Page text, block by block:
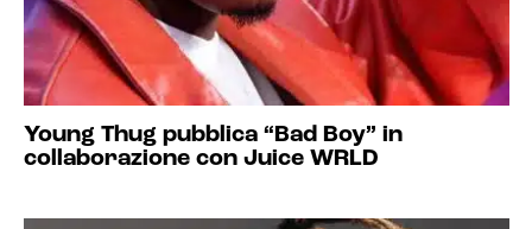
Young Thug pubblica “Bad Boy” in
collaborazione con Juice WRLD